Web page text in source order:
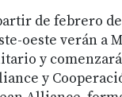
de febrero de
oeste verán a
y
y